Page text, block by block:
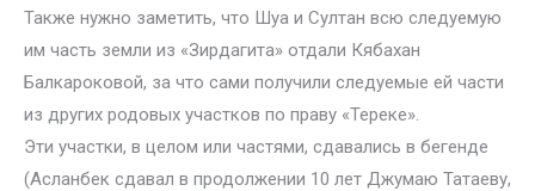
Также нужно заметить, что Шуа и Султан всю следуемую
им часть земли из «Зирдагита» отдали Кябахан
Балкароковой, за что сами получили следуемые ей части
из других родовых участков по праву «Тереке».
Эти участки, в целом или частями, сдавались в бегенде
(Асланбек сдавал в продолжении 10 лет Джумаю Татаеву,